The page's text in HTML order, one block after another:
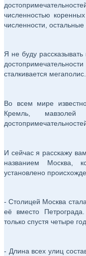
численностью
численности, остальные
Я не буду
сталкивается мегаполис.
Во всем мире
Кремль,
И сейчас я расскажу
названием Москва,
установлено
- Столицей Москва
её вместо
только спустя четыре
- Длина всех улиц